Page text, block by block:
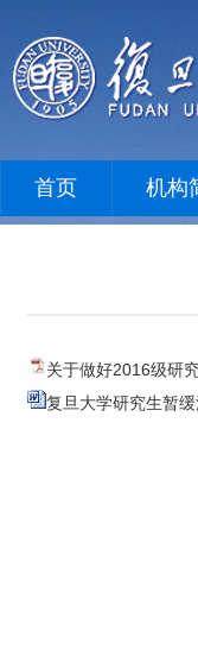
首页 机构
关于做好2016级研
复旦大学研究生暂